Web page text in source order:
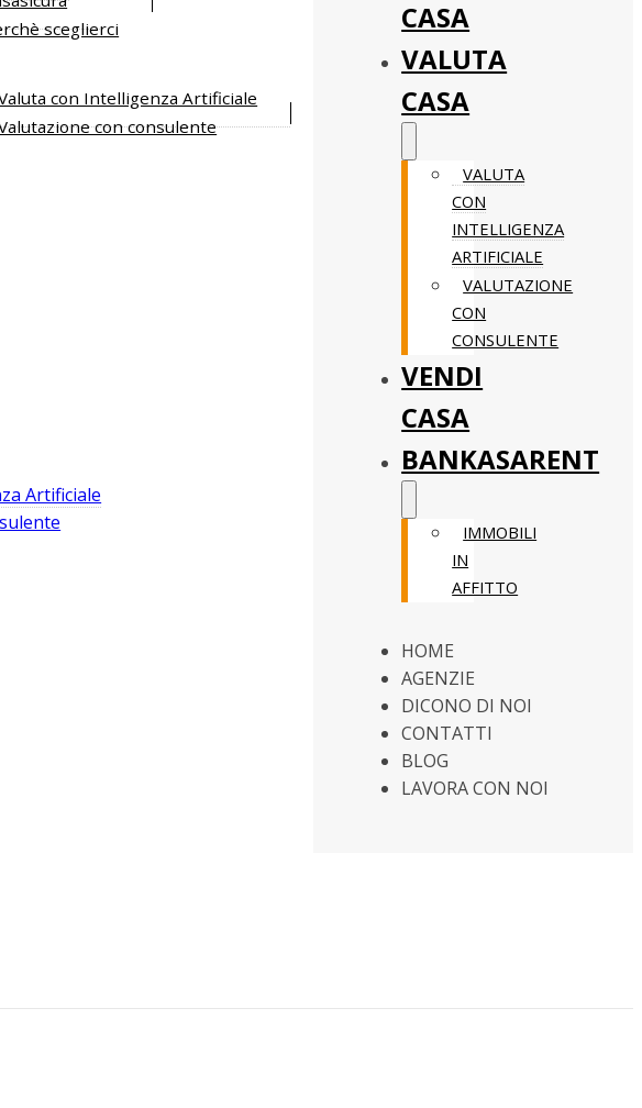
sceglierci
con Intelligenza Artificiale
con consulente
Artificiale
CASA
VALUTA
CASA
VALUTA
CON
INTELLIGENZA
ARTIFICIALE
VALUTAZIONE
CON
CONSULENTE
VENDI
CASA
BANKASARENT
IMMOBILI
IN
AFFITTO
HOME
AGENZIE
DICONO DI NOI
CONTATTI
BLOG
LAVORA CON NOI